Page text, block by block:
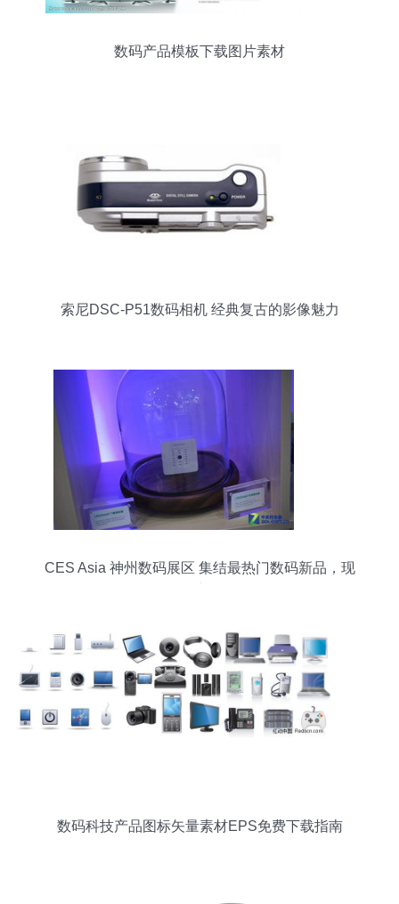
数码产品模板下载图片素材
索尼DSC-P51数码相机 经典复古的影像魅力
CES Asia 神州数码展区 集结最热门数码新品，现
数码科技产品图标矢量素材EPS免费下载指南